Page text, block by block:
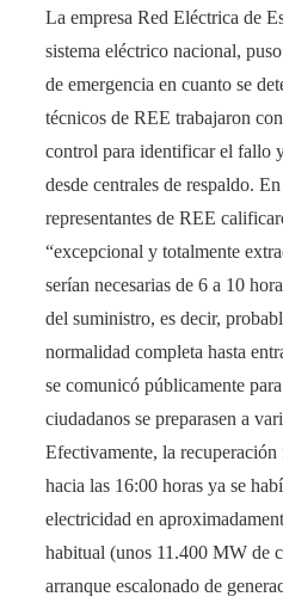
La empresa Red Eléctrica de
sistema eléctrico nacional,
de emergencia en cuanto se
técnicos de REE trabajaron
control para identificar el fallo
desde centrales de respaldo.
representantes de REE
“excepcional y totalmente
serían necesarias de 6 a 10
del suministro, es decir,
normalidad completa hasta
se comunicó públicamente
ciudadanos se preparasen a
Efectivamente, la
hacia las 16:00 horas ya se
electricidad en
habitual (unos 11.400 MW de
arranque escalonado de